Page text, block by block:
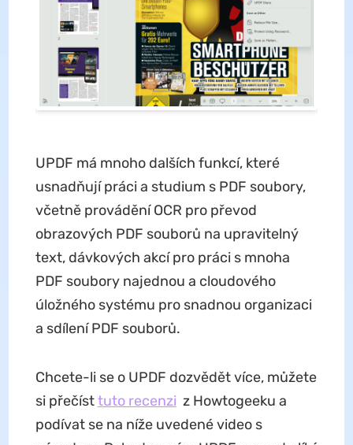
UPDF má mnoho dalších funkcí, které
usnadňují práci a studium s PDF soubory,
včetně provádění OCR pro převod
obrazových PDF souborů na upravitelný
text, dávkových akcí pro práci s mnoha
PDF soubory najednou a cloudového
úložného systému pro snadnou organizaci
a sdílení PDF souborů.
Chcete-li se o UPDF dozvědět více, můžete
si přečísttuto recenzi z Howtogeeku a
podívat se na níže uvedené video s